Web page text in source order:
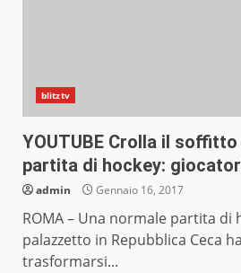
blitztv
YOUTUBE Crolla il
partita di hockey:
admin Gennaio 16, 2017
ROMA – Una normale partita di
palazzetto in Repubblica Ceca
trasformarsi...